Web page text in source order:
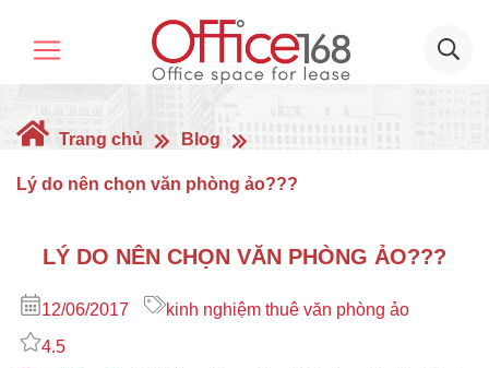
Trang chủ Blog
Lý do nên chọn văn phòng ảo???
LÝ DO NÊN CHỌN VĂN PHÒNG ẢO???
12/06/2017
kinh nghiệm thuê văn phòng ảo
4.5